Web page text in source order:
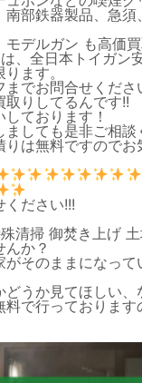
南部鉄器製品、急
デルガン も高価
、全日本トイガン
ます。
でお問合せくださ
りしてるんです!!
ております！
ましても是非ご相談
りは無料ですのでお
ください!!!
清掃 御焚き上げ
か？
そのままになって
うか見てほしい、
で行っております